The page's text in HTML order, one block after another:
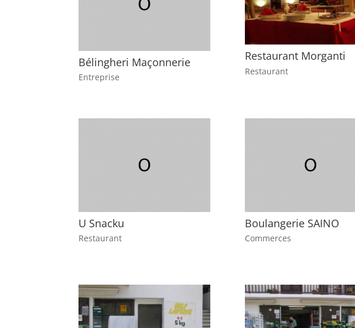
Bélingheri Maçonnerie
Entreprise
Restaurant Morganti
Restaurant
U Snacku
Restaurant
Boulangerie SAINO
Commerces